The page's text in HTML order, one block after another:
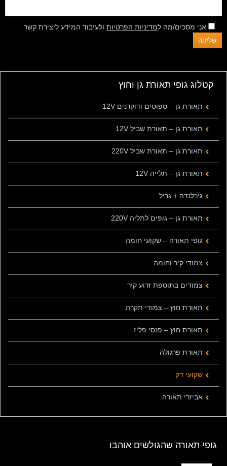
אני מסכים/מה למדיניות הפרטיות ולעיבוד המידע ליצירת קשר
קטלוג גופי תאורת גן וחוץ
תאורת גן – ספוטים ודוקרנים 12V
תאורת גן – תאורת שביל 12V
תאורת גן – תאורת שביל 220V
תאורת גן – תלייה 12V
גירלנדה + גריל
תאורת גן – גופים לתליה 220V
גופי תאורה – שקועי חומה
צמודי קיר וחומה
צמודים בתוספת זרוע קיר
תאורת חוץ – צמודי תקרה
תאורת חוץ – פנסי פליז
תאורת פרגולה
שקועי דק
אביזרי תאורה
גופי תאורה שהגולשים אוהבו